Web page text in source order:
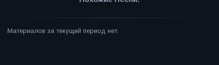
Материалов за текущий период нет.